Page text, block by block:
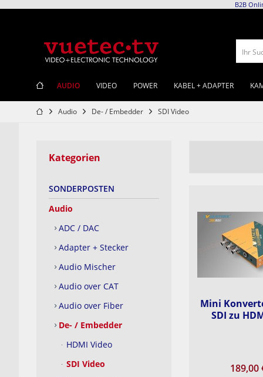
B2B
Ihr
AUDIO VIDEO POWER KABEL + ADAPTER
Audio De- / Embedder SDI Video
Kategorien
SONDERPOSTEN
Audio
ADC / DAC
Adapter + Stecker
Audio Mischer
Audio over CAT
Audio over Fiber
De- / Embedder
HDMI Video
SDI Video
Mini
SDI zu
189,00